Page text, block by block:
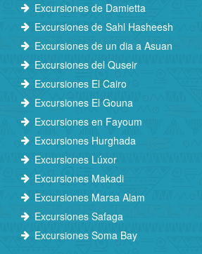
Excursiones de Damietta
Excursiones de Sahl Hasheesh
Excursiones de un dia a Asuan
Excursiones del Quseir
Excursiones El Cairo
Excursiones El Gouna
Excursiones en Fayoum
Excursiones Hurghada
Excursiones Lúxor
Excursiones Makadi
Excursiones Marsa Alam
Excursiones Safaga
Excursiones Soma Bay